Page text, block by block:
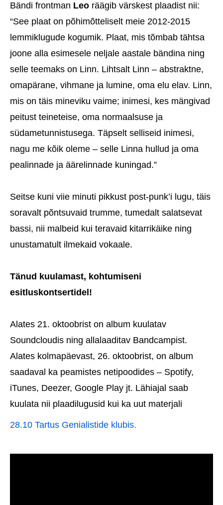
Bändi frontman Leo räägib värskest plaadist nii:
“See plaat on põhimõtteliselt meie 2012-2015
lemmiklugude kogumik. Plaat, mis tõmbab tähtsa
joone alla esimesele neljale aastale bändina ning
selle teemaks on Linn. Lihtsalt Linn – abstraktne,
omapärane, vihmane ja lumine, oma elu elav. Linn,
mis on täis mineviku vaime; inimesi, kes mängivad
peitust teineteise, oma normaalsuse ja
südametunnistusega. Täpselt selliseid inimesi,
nagu me kõik oleme – selle Linna hullud ja oma
pealinnade ja äärelinnade kuningad.”
Seitse kuni viie minuti pikkust post-punk’i lugu, täis
soravalt põntsuvaid trumme, tumedalt salatsevat
bassi, nii malbeid kui teravaid kitarrikäike ning
unustamatult ilmekaid vokaale.
Tänud kuulamast, kohtumiseni
esitluskontsertidel!
Alates 21. oktoobrist on album kuulatav
Soundcloudis ning allalaaditav Bandcampist.
Alates kolmapäevast, 26. oktoobrist, on album
saadaval ka peamistes netipoodides – Spotify,
iTunes, Deezer, Google Play jt. Lähiajal saab
kuulata nii plaadilugusid kui ka uut materjali
28.10 Tartus Genialistide klubis.